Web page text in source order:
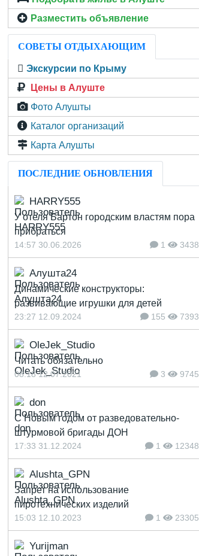
Разместить объявление
СОВЕТЫ ОТДЫХАЮЩИМ
Экскурсии по Крыму
Цены в Алуште
Фото Алушты
Каталог организаций
Карта Алушты
ПОСЛЕДНИЕ ОБНОВЛЕНИЯ
HARRY555
У отеля Бартон городским властям пора
прибраться
14:57 30.06.2026 1 3438
Алушта24
Динамические конструкторы:
развивающие игрушки для детей
23:27 12.09.2024 155 7393
OleJek_Studio
Читать обязательно
08:18 12.07.2021 3 9745
don
С Новым годом от разведовательно-
штурмовой бригады ДОН
17:33 31.12.2024 1 12348
Alushta_GPN
Запрет на использование
пиротехнических изделий
15:03 12.10.2023 1 23305
Yurijman